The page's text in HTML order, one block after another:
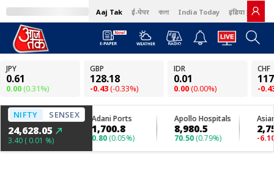
Aaj Tak ई-पेपर বাংলা India Today इंडिया टुडे हिंदी